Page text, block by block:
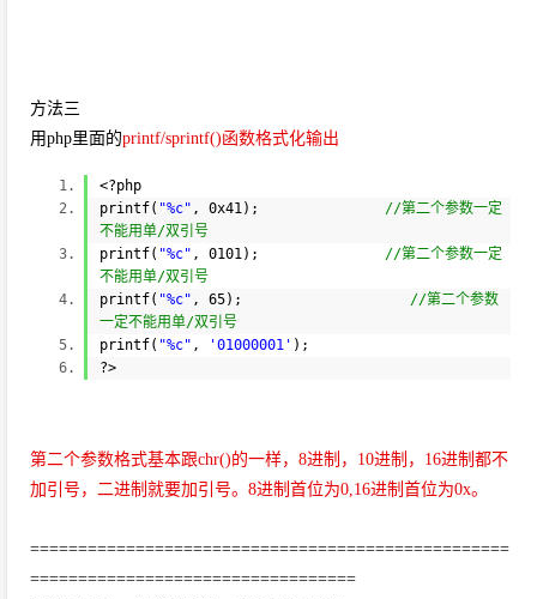
方法三
用php里面的printf/sprintf()函数格式化输出
<?php
printf( "%c" , 0x41); //第二个参数一定
不能用单/双引号
printf( "%c" , 0101); //第二个参数一定
不能用单/双引号
printf( "%c" , 65); //第二个参数
一定不能用单/双引号
printf( "%c" , '01000001' );
?>
第二个参数格式基本跟chr()的一样，8进制，10进制，16进制都不
加引号，二进制就要加引号。8进制首位为0,16进制首位为0x。
==================================================
==================================